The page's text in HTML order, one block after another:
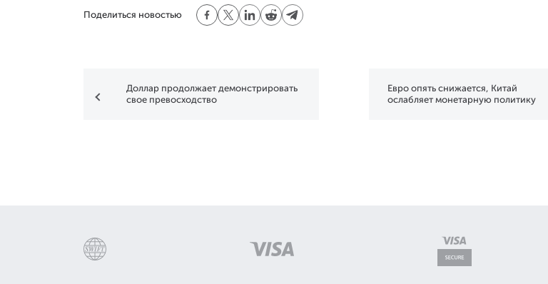
Поделиться новостью
Доллар продолжает демонстрировать
свое превосходство
Евро опять снижается, Китай
ослабляет монетарную политику